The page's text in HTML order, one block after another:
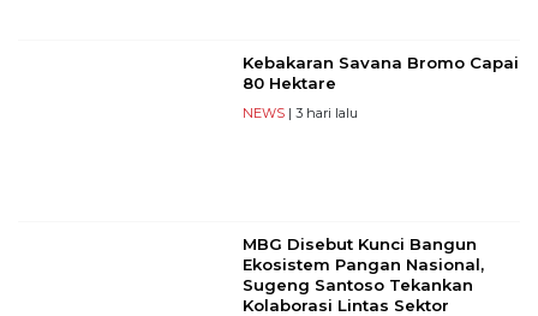
Kebakaran Savana Bromo Capai
80 Hektare
NEWS| 3 hari lalu
MBG Disebut Kunci Bangun
Ekosistem Pangan Nasional,
Sugeng Santoso Tekankan
Kolaborasi Lintas Sektor